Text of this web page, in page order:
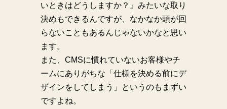
いときはどうしますか？』みたいな取り
決めもできるんですが、なかなか頭が回
らないこともあるんじゃないかなと思い
ます。
また、CMSに慣れていないお客様やチ
ームにありがちな「仕様を決める前にデ
ザインをしてしまう」というのもまずい
ですよね。